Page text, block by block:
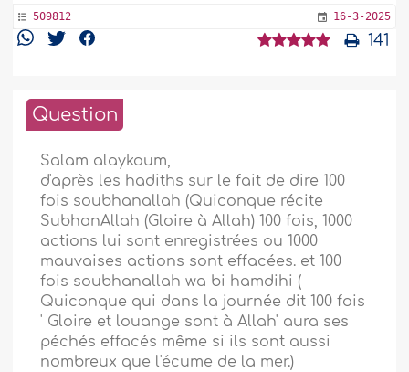
509812 16-3-2025
141
Question
Salam alaykoum,
d'après les hadiths sur le fait de dire 100
fois soubhanallah (Quiconque récite
SubhanAllah (Gloire à Allah) 100 fois, 1000
actions lui sont enregistrées ou 1000
mauvaises actions sont effacées. et 100
fois soubhanallah wa bi hamdihi (
Quiconque qui dans la journée dit 100 fois
' Gloire et louange sont à Allah' aura ses
péchés effacés même si ils sont aussi
nombreux que l'écume de la mer.)